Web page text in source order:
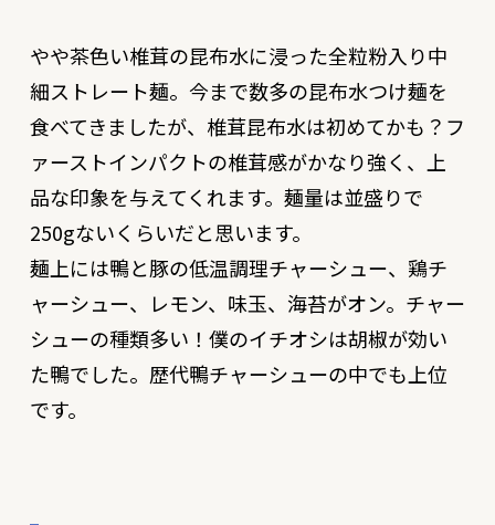
やや茶色い椎茸の昆布水に浸った全粒粉入り中
細ストレート麺。今まで数多の昆布水つけ麺を
食べてきましたが、椎茸昆布水は初めてかも？フ
ァーストインパクトの椎茸感がかなり強く、上
品な印象を与えてくれます。麺量は並盛りで
250gないくらいだと思います。
麺上には鴨と豚の低温調理チャーシュー、鶏チ
ャーシュー、レモン、味玉、海苔がオン。チャー
シューの種類多い！僕のイチオシは胡椒が効い
た鴨でした。歴代鴨チャーシューの中でも上位
です。